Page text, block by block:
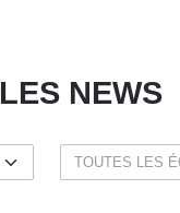
LES NEWS